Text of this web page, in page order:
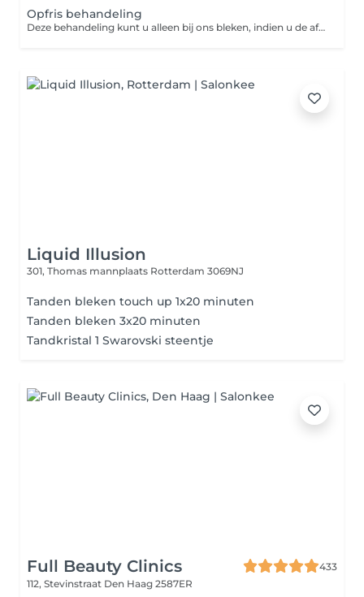
Opfris behandeling
Deze behandeling kunt u alleen bij ons bleken, indien u de afgelopen 6 maanden al bij ons geweest bent voor tandenbleken. 1x 20 minuten inclusief intake
Liquid Illusion
301, Thomas mannplaats Rotterdam 3069NJ
Tanden bleken touch up 1x20 minuten
Tanden bleken 3x20 minuten
Tandkristal 1 Swarovski steentje
Full Beauty Clinics
433
112, Stevinstraat Den Haag 2587ER